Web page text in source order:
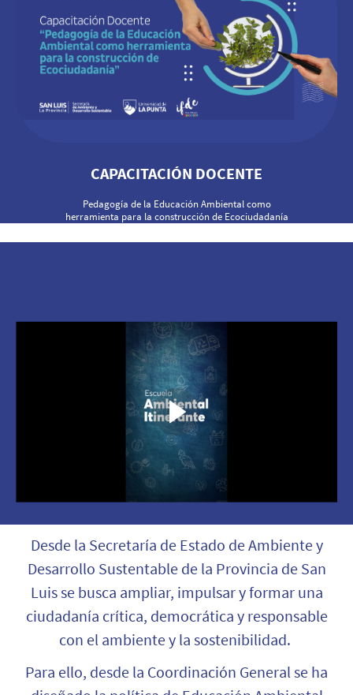
CAPACITACIÓN DOCENTE
Pedagogía de la Educación Ambiental como
herramienta para la construcción de Ecociudadanía
Desde la Secretaría de Estado de Ambiente y
Desarrollo Sustentable de la Provincia de San
Luis se busca ampliar, impulsar y formar una
ciudadanía crítica, democrática y responsable
con el ambiente y la sostenibilidad.
Para ello, desde la Coordinación General se ha